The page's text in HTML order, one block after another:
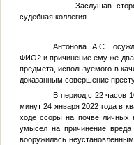
Заслушав
судебная коллегия
Антонова А.С.
ФИО2и причинение ему же
предмета, используемого в
доказанным совершение
В период с 22 часов
минут 24 января 2022 года в
ходе ссоры на почве личных
умысел на причинение вреда
вооружилась